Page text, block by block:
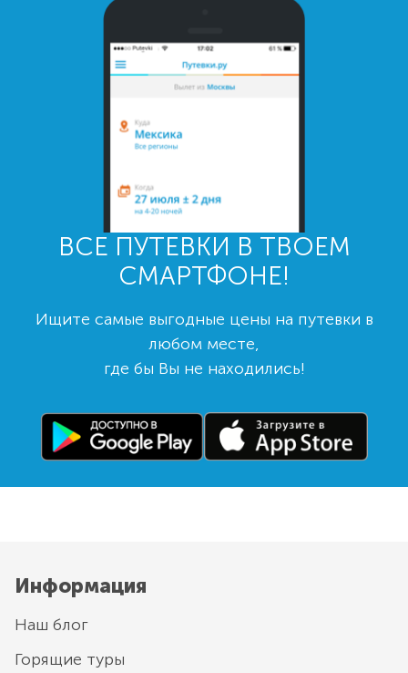
ВСЕ ПУТЕВКИ В ТВОЕМ
СМАРТФОНЕ!
Ищите самые выгодные цены на путевки в
любом месте,
где бы Вы не находились!
Информация
Наш блог
Горящие туры